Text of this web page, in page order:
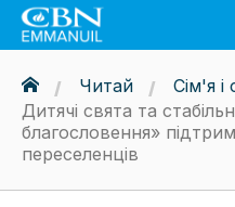
Читай
Сім'я і
Дитячі свята та
благословення»
переселенців